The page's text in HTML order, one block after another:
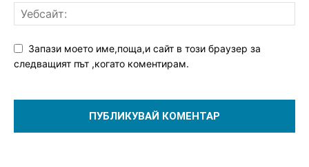
Запази моето име,поща,и сайт в този браузер за
следващият път ,когато коментирам.